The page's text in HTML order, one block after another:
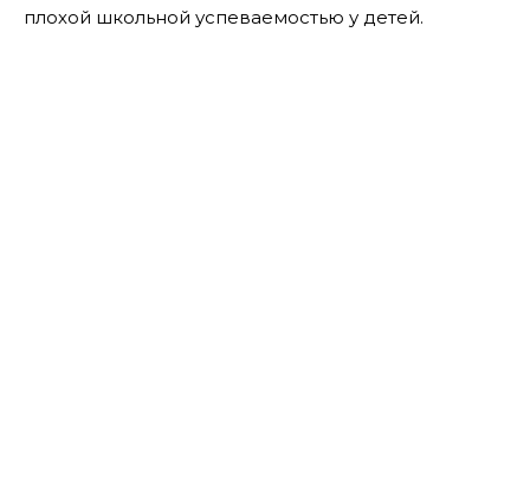
плохой школьной успеваемостью у детей.